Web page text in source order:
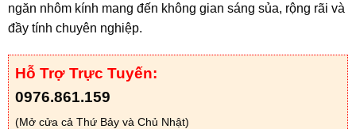
ngăn nhôm kính mang đến không gian sáng sủa, rộng rãi và
đầy tính chuyên nghiệp.
Hỗ Trợ Trực Tuyến:
0976.861.159
(Mở cửa cả Thứ Bảy và Chủ Nhật)